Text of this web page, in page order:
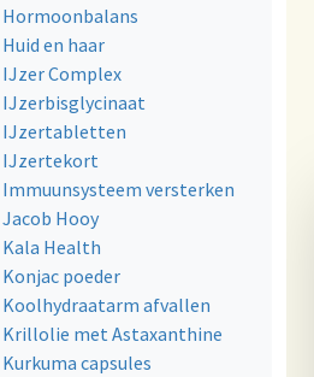
Hormoonbalans
Huid en haar
IJzer Complex
IJzerbisglycinaat
IJzertabletten
IJzertekort
Immuunsysteem versterken
Jacob Hooy
Kala Health
Konjac poeder
Koolhydraatarm afvallen
Krillolie met Astaxanthine
Kurkuma capsules